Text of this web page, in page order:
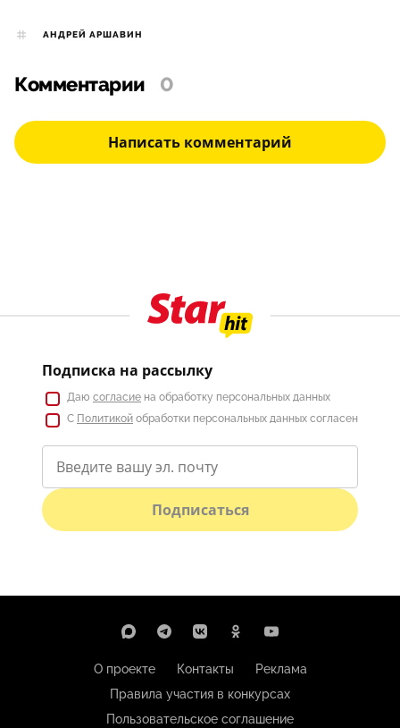
АНДРЕЙ АРШАВИН
Комментарии 0
Написать комментарий
Подписка на рассылку
Даю согласие на обработку персональных данных
С Политикой обработки персональных данных согласен
Подписаться
О проекте Контакты
Реклама
Правила участия в конкурсах
Пользовательское соглашение